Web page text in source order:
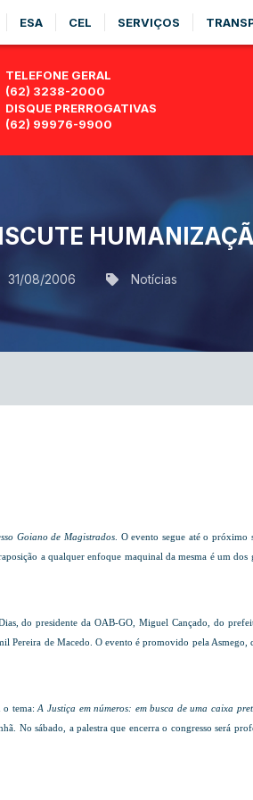
ESA CEL SERVIÇOS
TELEFONE GERAL
(62) 3238-2000
DISQUE PRERROGATIVAS
(62) 99976-9900
31/08/2006 Notícias
Goiano de Magistrados . O evento segue até o próximo
a qualquer enfoque maquinal da mesma é um dos
do presidente da OAB-GO, Miguel Cançado, do
Pereira de Macedo. O evento é promovido pela
o tema:A Justiça em números: em busca de uma caixa
No sábado, a palestra que encerra o congresso será